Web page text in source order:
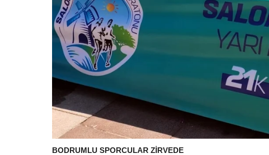
BODRUMLU SPORCULAR ZİRVEDE